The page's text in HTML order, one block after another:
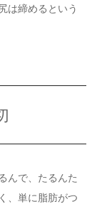
は締めるという
んで、たるんた
、単に脂肪がつ